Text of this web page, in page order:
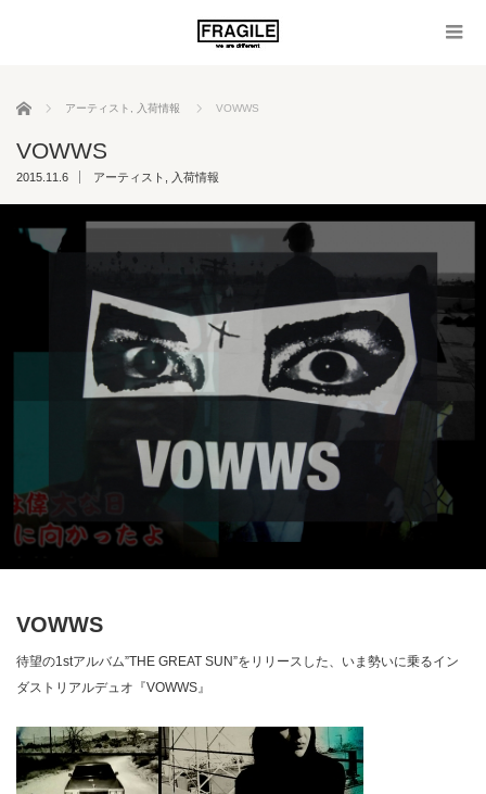
ホーム アーティスト 入荷情報 VOWWS
VOWWS
2015.11.6 アーティスト 入荷情報
VOWWS
待望の1stアルバム”THE GREAT SUN”をリリースした、いま勢いに乗るイン
ダストリアルデュオ『VOWWS』